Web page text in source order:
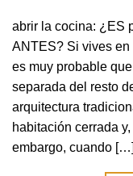
abrir la cocina: ¿ES
ANTES? Si vives en
es muy probable
separada del resto
arquitectura
habitación cerrada
embargo, cuando […]